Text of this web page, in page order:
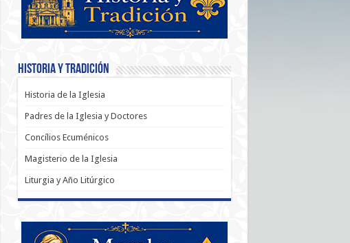
Historia y Tradición
Historia de la Iglesia
Padres de la Iglesia y Doctores
Concílios Ecuménicos
Magisterio de la Iglesia
Liturgia y Año Litúrgico